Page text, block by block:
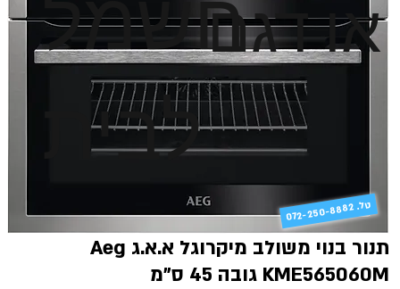
או דגם
לבית
תנור בנוי משולב מיקרוגל א.א.ג Aeg
KME565060M גובה 45 ס"מ
072-250-8882 .טל